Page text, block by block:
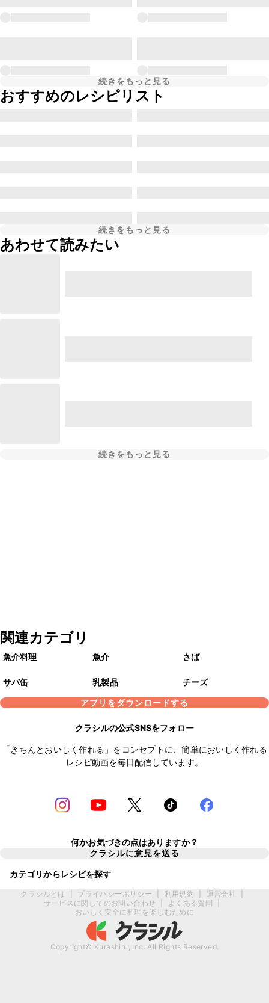
続きをもっと見る
おすすめのレシピリスト
続きをもっと見る
あわせて読みたい
続きをもっと見る
関連カテゴリ
魚介料理 魚介 さば
サバ缶 乳製品
チーズ
アプリをダウンロードする
クラシルの公式SNSをフォロー
「きちんとおいしく作れる」をコンセプトに、簡単においしく作れる
レシピ動画を毎日配信しています。
何かお気づきの点はありますか？
クラシルに意見を送る
カテゴリからレシピを探す
クラシルとは プライバシーポリシー 利用規約 運営会社
サービスに関してのお問い合わせ
よくある質問
おいしく安全に料理を楽しむために
Copyright© Kurashiru, Inc. All Rights Reserved.